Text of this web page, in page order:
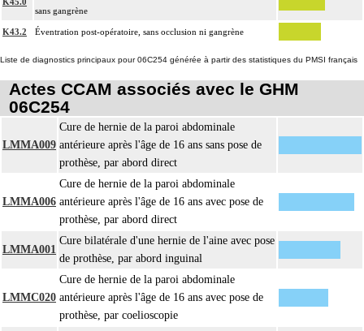
sans gangrène
K43.2 Éventration post-opératoire, sans occlusion ni gangrène
Liste de diagnostics principaux pour 06C254 générée à partir des statistiques du PMSI français
Actes CCAM associés avec le GHM
06C254
LMMA009
Cure de hernie de la paroi abdominale
antérieure après l'âge de 16 ans sans pose de
prothèse, par abord direct
LMMA006
Cure de hernie de la paroi abdominale
antérieure après l'âge de 16 ans avec pose de
prothèse, par abord direct
LMMA001
Cure bilatérale d'une hernie de l'aine avec pose
de prothèse, par abord inguinal
LMMC020
Cure de hernie de la paroi abdominale
antérieure après l'âge de 16 ans avec pose de
prothèse, par coelioscopie